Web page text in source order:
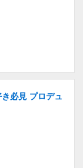
必見 プロデュ